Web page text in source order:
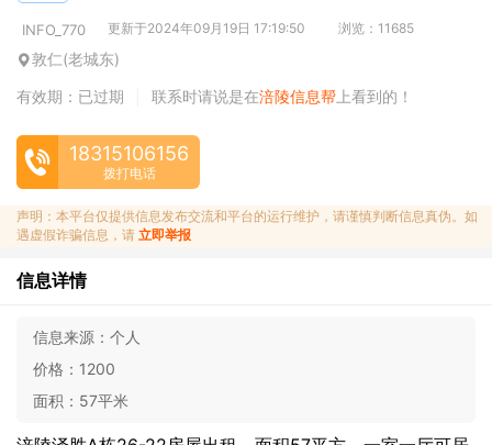
INFO_770 更新于2024年09月19日 17:19:50 浏览：11685
敦仁(老城东)
有效期：已过期
联系时请说是在涪陵信息帮 上看到的！
18315106156
拨打电话
声明：本平台仅提供信息发布交流和平台的运行维护，请谨慎判断信息真伪。如
遇虚假诈骗信息，请 立即举报
信息详情
信息来源： 个人
价格： 1200
面积： 57平米